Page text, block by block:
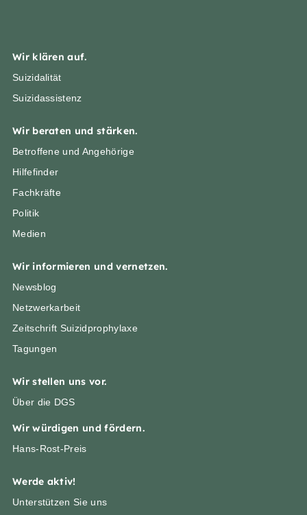
Wir klären auf.
Suizidalität
Suizidassistenz
Wir beraten und stärken.
Betroffene und Angehörige
Hilfefinder
Fachkräfte
Politik
Medien
Wir informieren und vernetzen.
Newsblog
Netzwerkarbeit
Zeitschrift Suizidprophylaxe
Tagungen
Wir stellen uns vor.
Über die DGS
Wir würdigen und fördern.
Hans-Rost-Preis
Werde aktiv!
Unterstützen Sie uns